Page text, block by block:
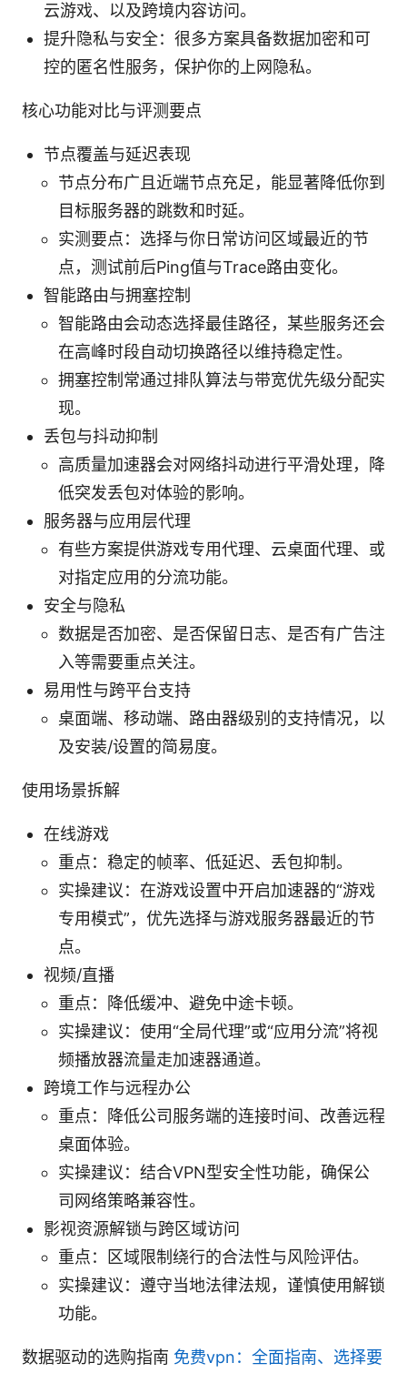
云游戏、以及跨境内容访问。
提升隐私与安全：很多方案具备数据加密和可
控的匿名性服务，保护你的上网隐私。
核心功能对比与评测要点
节点覆盖与延迟表现
节点分布广且近端节点充足，能显著降低你到
目标服务器的跳数和时延。
实测要点：选择与你日常访问区域最近的节
点，测试前后Ping值与Trace路由变化。
智能路由与拥塞控制
智能路由会动态选择最佳路径，某些服务还会
在高峰时段自动切换路径以维持稳定性。
拥塞控制常通过排队算法与带宽优先级分配实
现。
丢包与抖动抑制
高质量加速器会对网络抖动进行平滑处理，降
低突发丢包对体验的影响。
服务器与应用层代理
有些方案提供游戏专用代理、云桌面代理、或
对指定应用的分流功能。
安全与隐私
数据是否加密、是否保留日志、是否有广告注
入等需要重点关注。
易用性与跨平台支持
桌面端、移动端、路由器级别的支持情况，以
及安装/设置的简易度。
使用场景拆解
在线游戏
重点：稳定的帧率、低延迟、丢包抑制。
实操建议：在游戏设置中开启加速器的“游戏
专用模式”，优先选择与游戏服务器最近的节
点。
视频/直播
重点：降低缓冲、避免中途卡顿。
实操建议：使用“全局代理”或“应用分流”将视
频播放器流量走加速器通道。
跨境工作与远程办公
重点：降低公司服务端的连接时间、改善远程
桌面体验。
实操建议：结合VPN型安全性功能，确保公
司网络策略兼容性。
影视资源解锁与跨区域访问
重点：区域限制绕行的合法性与风险评估。
实操建议：遵守当地法律法规，谨慎使用解锁
功能。
数据驱动的选购指南 免费vpn：全面指南、选择要